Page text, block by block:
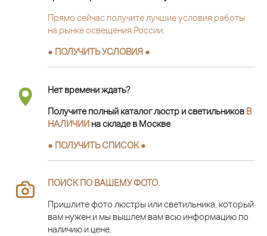
Прямо сейчас получите лучшие условия работы
на рынке освещения России.
● ПОЛУЧИТЬ УСЛОВИЯ ●
Нет времени ждать?
Получите полный каталог люстр и светильников В
НАЛИЧИИ на складе в Москве
● ПОЛУЧИТЬ СПИСОК ●
ПОИСК ПО ВАШЕМУ ФОТО
Пришлите фото люстры или светильника, который
вам нужен и мы вышлем вам всю информацию по
наличию и цене.